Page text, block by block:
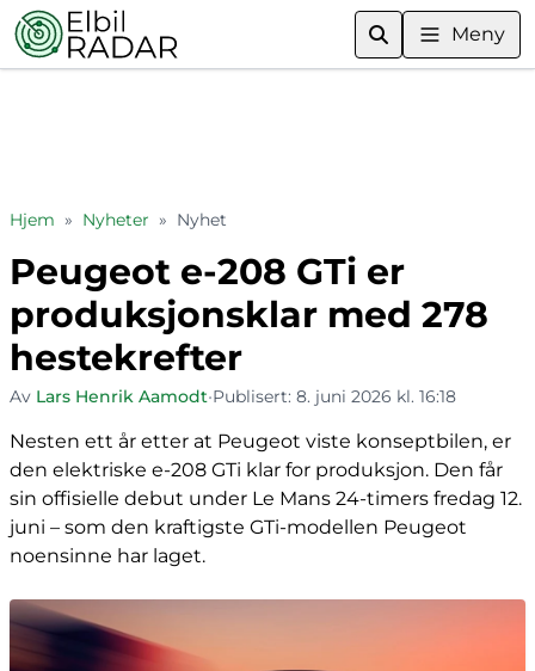
Meny
Hjem » Nyheter » Nyhet
Peugeot e-208 GTi er
produksjonsklar med 278
hestekrefter
Av Lars Henrik Aamodt•Publisert: 8. juni 2026 kl. 16:18
Nesten ett år etter at Peugeot viste konseptbilen, er
den elektriske e-208 GTi klar for produksjon. Den får
sin offisielle debut under Le Mans 24-timers fredag 12.
juni – som den kraftigste GTi-modellen Peugeot
noensinne har laget.